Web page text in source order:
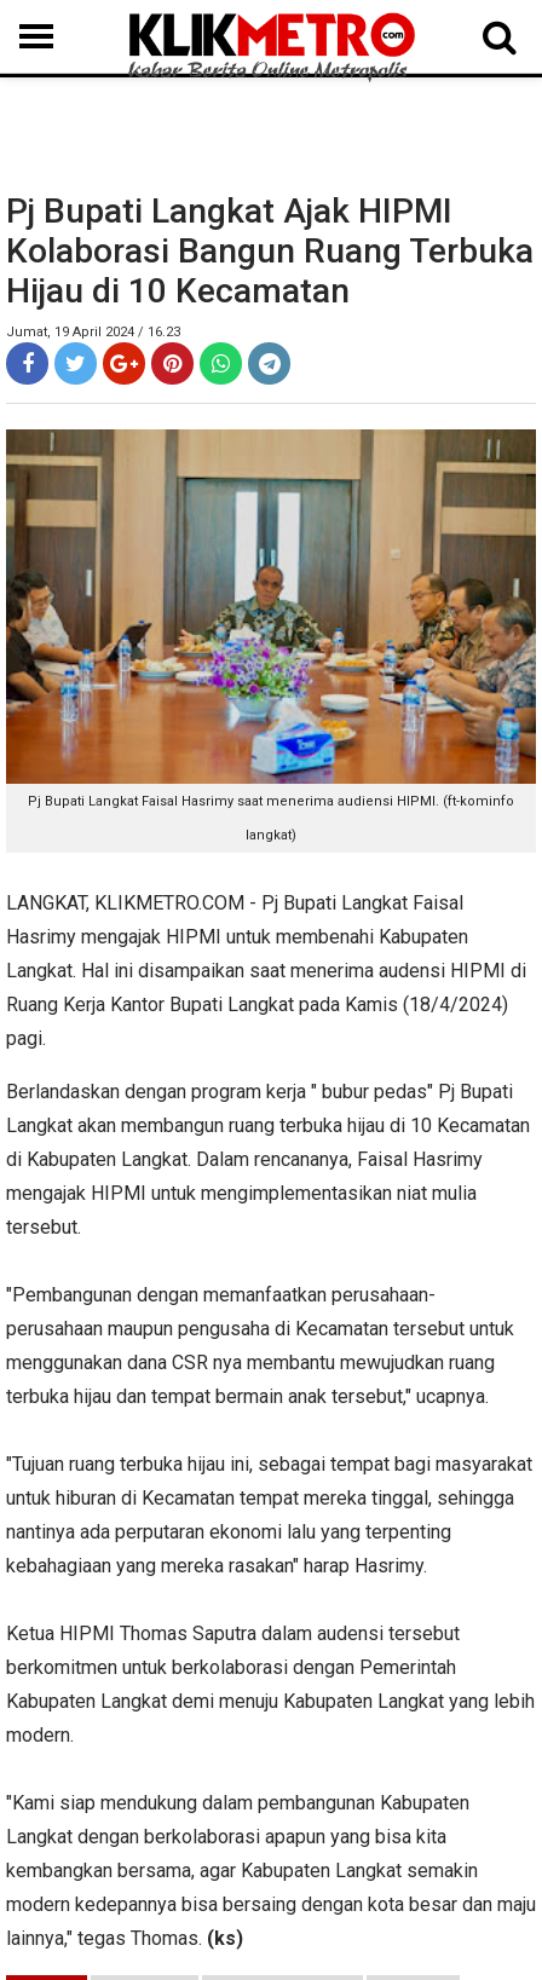
MEDAN LANGKAT DAIRI SAMOSIR TAPUT BATUBARA DELISERDANG
Pj Bupati Langkat Ajak HIPMI
Kolaborasi Bangun Ruang Terbuka
Hijau di 10 Kecamatan
Jumat, 19 April 2024 / 16.23
Pj Bupati Langkat Faisal Hasrimy saat menerima audiensi HIPMI. (ft-kominfo
langkat)
LANGKAT, KLIKMETRO.COM - Pj Bupati Langkat Faisal
Hasrimy mengajak HIPMI untuk membenahi Kabupaten
Langkat. Hal ini disampaikan saat menerima audensi HIPMI di
Ruang Kerja Kantor Bupati Langkat pada Kamis (18/4/2024)
pagi.
Berlandaskan dengan program kerja " bubur pedas" Pj Bupati
Langkat akan membangun ruang terbuka hijau di 10 Kecamatan
di Kabupaten Langkat. Dalam rencananya, Faisal Hasrimy
mengajak HIPMI untuk mengimplementasikan niat mulia
tersebut.
"Pembangunan dengan memanfaatkan perusahaan-
perusahaan maupun pengusaha di Kecamatan tersebut untuk
menggunakan dana CSR nya membantu mewujudkan ruang
terbuka hijau dan tempat bermain anak tersebut," ucapnya.
"Tujuan ruang terbuka hijau ini, sebagai tempat bagi masyarakat
untuk hiburan di Kecamatan tempat mereka tinggal, sehingga
nantinya ada perputaran ekonomi lalu yang terpenting
kebahagiaan yang mereka rasakan" harap Hasrimy.
Ketua HIPMI Thomas Saputra dalam audensi tersebut
berkomitmen untuk berkolaborasi dengan Pemerintah
Kabupaten Langkat demi menuju Kabupaten Langkat yang lebih
modern.
"Kami siap mendukung dalam pembangunan Kabupaten
Langkat dengan berkolaborasi apapun yang bisa kita
kembangkan bersama, agar Kabupaten Langkat semakin
modern kedepannya bisa bersaing dengan kota besar dan maju
lainnya," tegas Thomas. (ks)